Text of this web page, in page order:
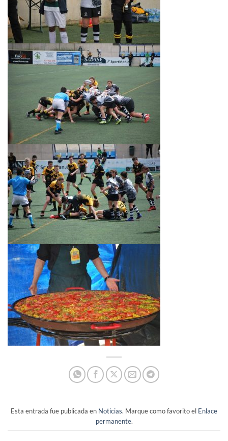
Esta entrada fue publicada en Noticias. Marque como favorito el Enlace
permanente.